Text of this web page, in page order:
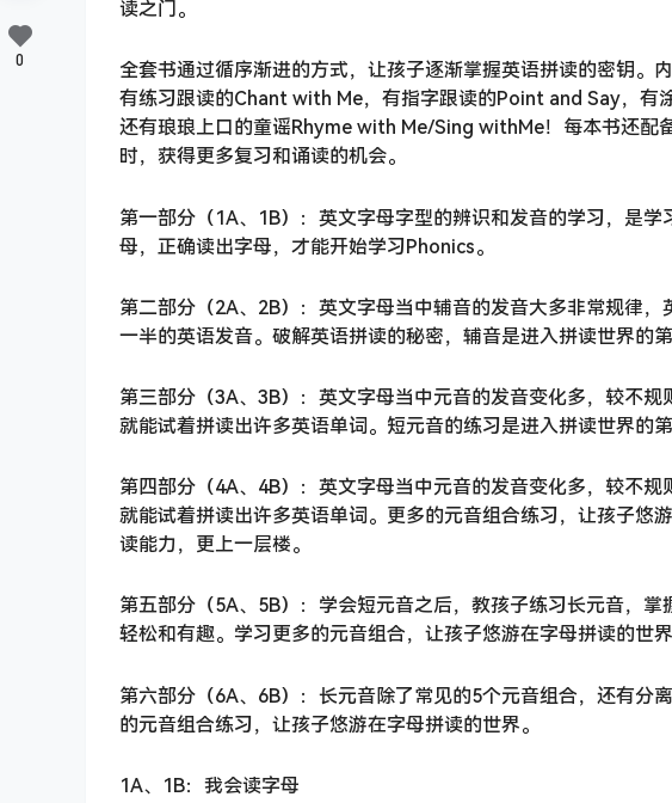
读之门。
全套书通过循序渐进的方式，让孩子逐渐掌握英语拼读的密钥
有练习跟读的Chant with Me，有指字跟读的Point and Say，
还有琅琅上口的童谣Rhyme with Me/Sing withMe！每本书还配
时，获得更多复习和诵读的机会。
第一部分（1A、1B）：英文字母字型的辨识和发音的学习，是
母，正确读出字母，才能开始学习Phonics。
第二部分（2A、2B）：英文字母当中辅音的发音大多非常规律
一半的英语发音。破解英语拼读的秘密，辅音是进入拼读世界的第
第三部分（3A、3B）：英文字母当中元音的发音变化多，较不
就能试着拼读出许多英语单词。短元音的练习是进入拼读世界的第
第四部分（4A、4B）：英文字母当中元音的发音变化多，较不
就能试着拼读出许多英语单词。更多的元音组合练习，让孩子悠
读能力，更上一层楼。
第五部分（5A、5B）：学会短元音之后，教孩子练习长元音，
轻松和有趣。学习更多的元音组合，让孩子悠游在字母拼读的世界
第六部分（6A、6B）：长元音除了常见的5个元音组合，还有分
的元音组合练习，让孩子悠游在字母拼读的世界。
1A、1B：我会读字母
0